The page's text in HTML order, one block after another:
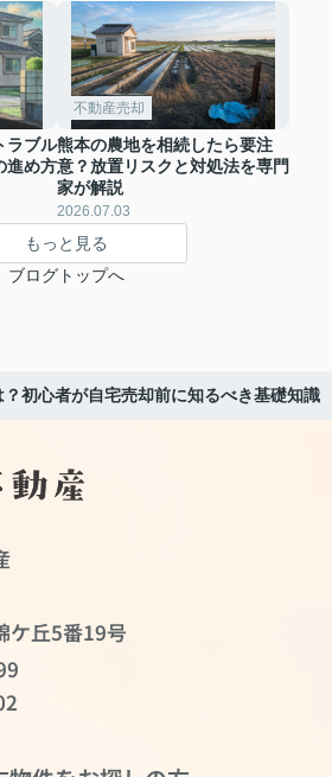
ラブル
進め方
不動産売却
熊本の農地を相続したら要注
意？放置リスクと対処法を専門
家が解説
2026.07.03
もっと見る
ブログトップへ
初心者が自宅売却前に知るべき基礎知識
ケ丘5番19号